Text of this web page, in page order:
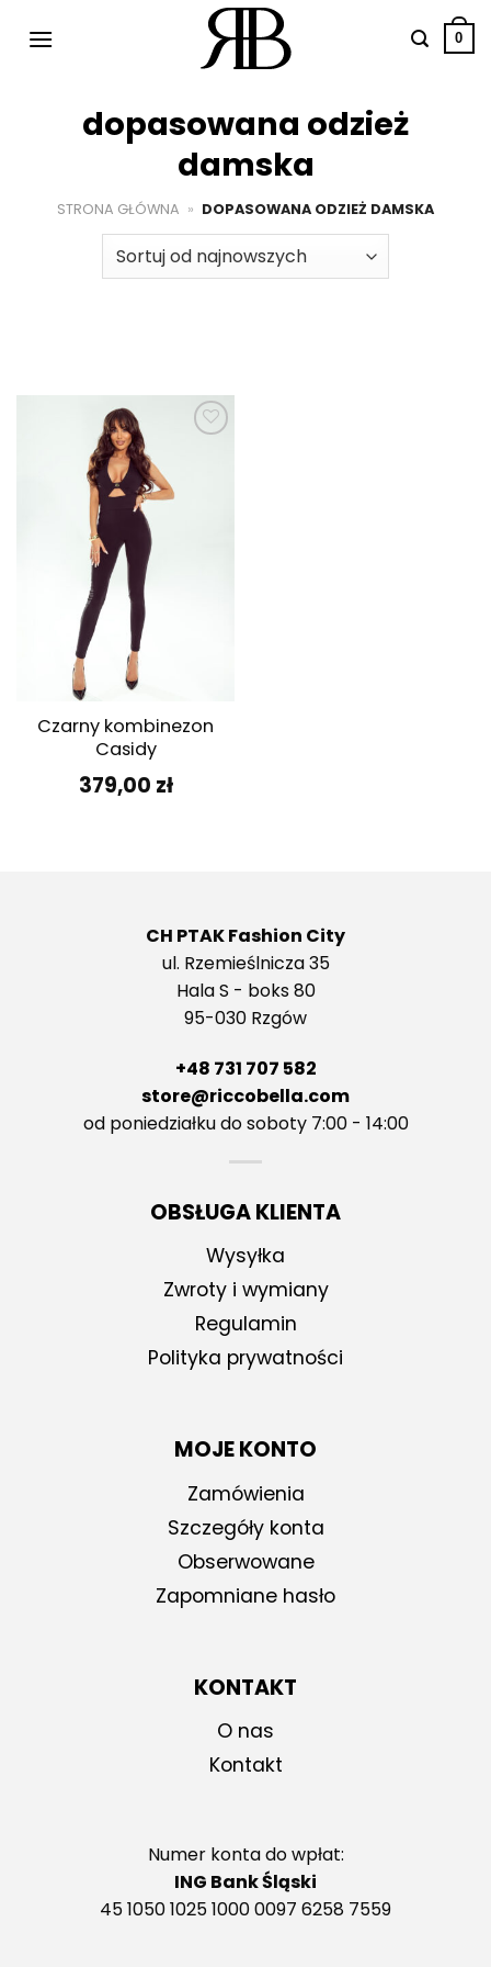
0
dopasowana odzież
damska
STRONA GŁÓWNA » DOPASOWANA ODZIEŻ DAMSKA
ulubionych
Czarny kombinezon
Casidy
379,00 zł
CH PTAK Fashion City
ul. Rzemieślnicza 35
Hala S - boks 80
95-030 Rzgów
+48 731 707 582
store@riccobella.com
od poniedziałku do soboty 7:00 - 14:00
OBSŁUGA KLIENTA
Wysyłka
Zwroty i wymiany
Regulamin
Polityka prywatności
MOJE KONTO
Zamówienia
Szczegóły konta
Obserwowane
Zapomniane hasło
KONTAKT
O nas
Kontakt
Numer konta do wpłat:
ING Bank Śląski
45 1050 1025 1000 0097 6258 7559